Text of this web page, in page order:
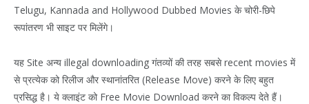
Telugu, Kannada and Hollywood Dubbed Movies के चोरी-छिपे
रूपांतरण भी साइट पर मिलेंगे।
यह Site अन्य illegal downloading गंतव्यों की तरह सबसे recent movies में
से प्रत्येक को रिलीज और स्थानांतरित (Release Move) करने के लिए बहुत
प्रसिद्ध है। ये क्लाइंट को Free Movie Download करने का विकल्प देते हैं।